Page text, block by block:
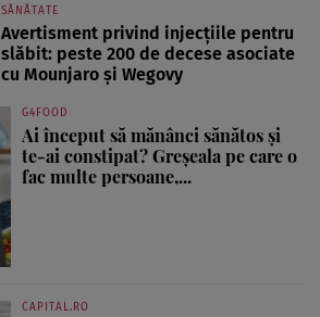
SĂNĂTATE
Avertisment privind injecțiile pentru
slăbit: peste 200 de decese asociate
cu Mounjaro și Wegovy
G4FOOD
Ai început să mănânci sănătos și
te-ai constipat? Greșeala pe care o
fac multe persoane,...
CAPITAL.RO